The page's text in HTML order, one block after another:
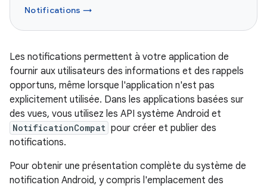
Notifications →
Les notifications permettent à votre application de
fournir aux utilisateurs des informations et des rappels
opportuns, même lorsque l'application n'est pas
explicitement utilisée. Dans les applications basées sur
des vues, vous utilisez les API système Android et
NotificationCompat pour créer et publier des
notifications.
Pour obtenir une présentation complète du système de
notification Android, y compris l'emplacement des